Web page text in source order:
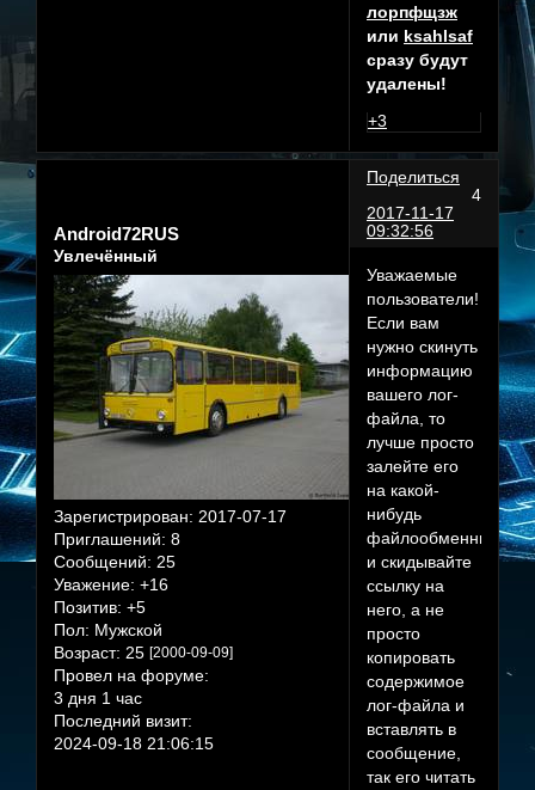
лорпфщзж
или ksahlsaf
сразу будут
удалены!
+3
Поделиться
4
2017-11-17
09:32:56
Android72RUS
Увлечённый
Зарегистрирован: 2017-07-17
Приглашений: 8
Сообщений: 25
Уважение: +16
Позитив: +5
Пол: Мужской
Возраст: 25 [2000-09-09]
Провел на форуме:
3 дня 1 час
Последний визит:
2024-09-18 21:06:15
Уважаемые
пользователи!
Если вам
нужно скинуть
информацию
вашего лог-
файла, то
лучше просто
залейте его
на какой-
нибудь
файлообменник
и скидывайте
ссылку на
него, а не
просто
копировать
содержимое
лог-файла и
вставлять в
сообщение,
так его читать